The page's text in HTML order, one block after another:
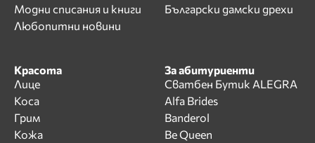
Модни списания и книги
Любопитни новини
Български дамски дрехи
Красота
Лице
Коса
Грим
Кожа
За абитуриенти
Сватбен Бутик ALEGRA
Alfa Brides
Banderol
Be Queen